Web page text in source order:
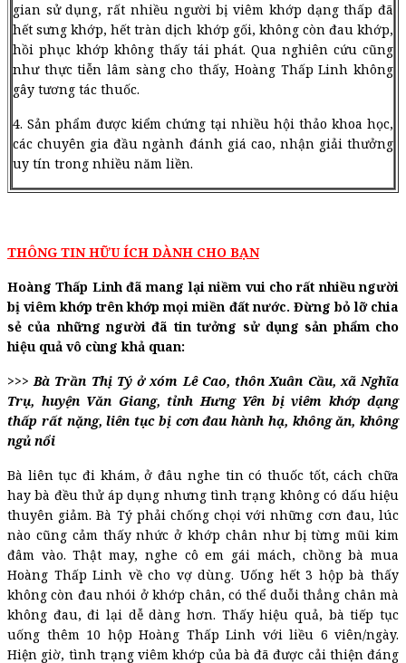
gian sử dụng, rất nhiều người bị viêm khớp dạng thấp đã
hết sưng khớp, hết tràn dịch khớp gối, không còn đau khớp,
hồi phục khớp không thấy tái phát. Qua nghiên cứu cũng
như thực tiễn lâm sàng cho thấy, Hoàng Thấp Linh không
gây tương tác thuốc.
4. Sản phẩm được kiểm chứng tại nhiều hội thảo khoa học,
các chuyên gia đầu ngành đánh giá cao, nhận giải thưởng
uy tín trong nhiều năm liền.
THÔNG TIN HỮU ÍCH DÀNH CHO BẠN
Hoàng Thấp Linh đã mang lại niềm vui cho rất nhiều người
bị viêm khớp trên khớp mọi miền đất nước. Đừng bỏ lỡ chia
sẻ của những người đã tin tưởng sử dụng sản phẩm cho
hiệu quả vô cùng khả quan:
>>>Bà Trần Thị Tý ở xóm Lê Cao, thôn Xuân Cầu, xã Nghĩa
Trụ, huyện Văn Giang, tỉnh Hưng Yên bị viêm khớp dạng
thấp rất nặng, liên tục bị cơn đau hành hạ, không ăn, không
ngủ nổi
Bà liên tục đi khám, ở đâu nghe tin có thuốc tốt, cách chữa
hay bà đều thử áp dụng nhưng tình trạng không có dấu hiệu
thuyên giảm. Bà Tý phải chống chọi với những cơn đau, lúc
nào cũng cảm thấy nhức ở khớp chân như bị từng mũi kim
đâm vào. Thật may, nghe cô em gái mách, chồng bà mua
Hoàng Thấp Linh về cho vợ dùng. Uống hết 3 hộp bà thấy
không còn đau nhói ở khớp chân, có thể duỗi thẳng chân mà
không đau, đi lại dễ dàng hơn. Thấy hiệu quả, bà tiếp tục
uống thêm 10 hộp Hoàng Thấp Linh với liều 6 viên/ngày.
Hiện giờ, tình trạng viêm khớp của bà đã được cải thiện đáng